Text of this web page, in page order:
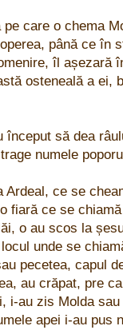
care o chema
până ce în
îl așezară
osteneală a ei,
început să dea
numele
Ardeal, ce se
fiară ce se
o au scos la
unde se
pecetea, capul
au crăpat, pre
i-au zis Molda
apei i-au pus